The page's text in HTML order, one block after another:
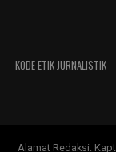
KODE ETIK JURNALISTIK
Alamat Redaksi: